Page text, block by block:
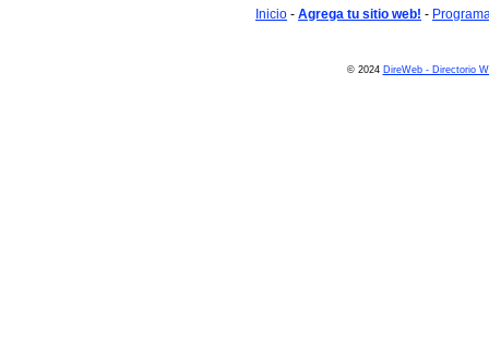
Inicio - Agrega tu sitio web! -
© 2024 DireWeb - Directorio